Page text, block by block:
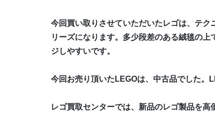
今回買い取りさせていただいたレゴは、テ
リーズになります。多少段差のある絨毯の
ジしやすいです。
今回お売り頂いた LEGOは、中古品でした。
レゴ買取センターでは、新品のレゴ製品を高